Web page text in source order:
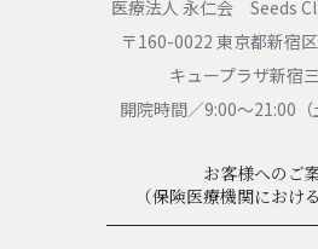
医療法人 永仁会 Seeds
〒160-0022 東京都新宿
キュープラザ新宿
開院時間／9:00〜21:00（
お客様へのご
（保険医療機関におけ